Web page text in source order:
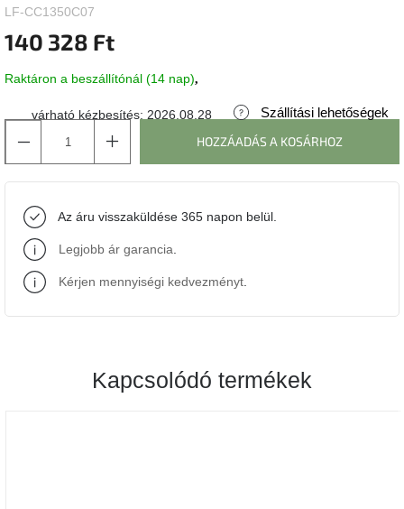
Richmond
gyűjtemény
line
Tenzo
Ame
Yens
Szezonális
LF-CC1350C07
140 328 Ft
Raktáron a beszállítónál (14 nap)
várható kézbesítés: 2026.08.28
Szállítási lehetőségek
HOZZÁADÁS A KOSÁRHOZ
Az áru visszaküldése 365 napon belül.
Legjobb ár garancia
Kérjen mennyiségi kedvezményt
Kapcsolódó termékek